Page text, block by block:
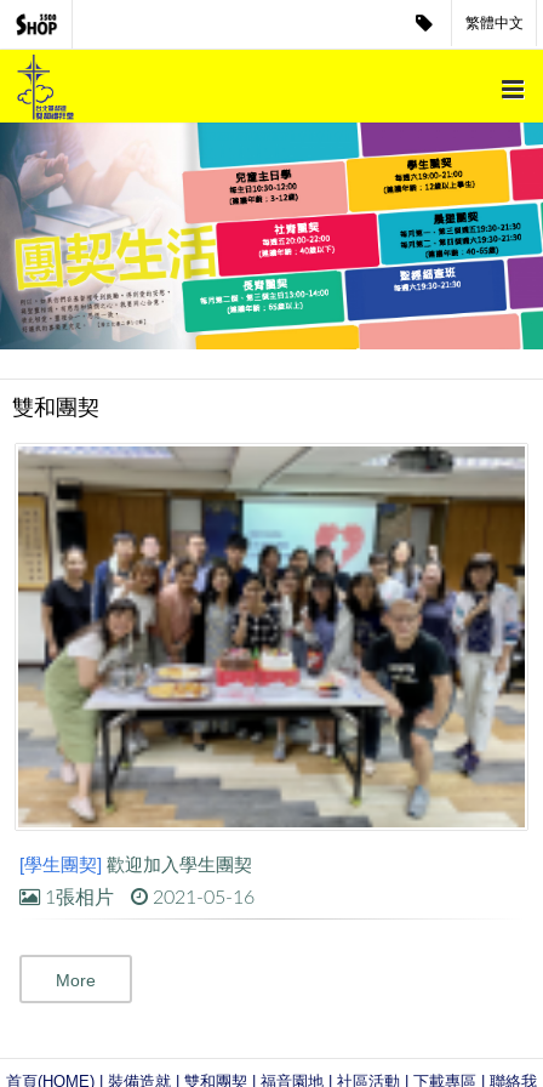
繁體中文
雙和團契
[學生團契] 歡迎加入學生團契
1張相片 2021-05-16
More
首頁(HOME) 裝備造就 雙和團契 福音園地 社區活動 下載專區 聯絡我